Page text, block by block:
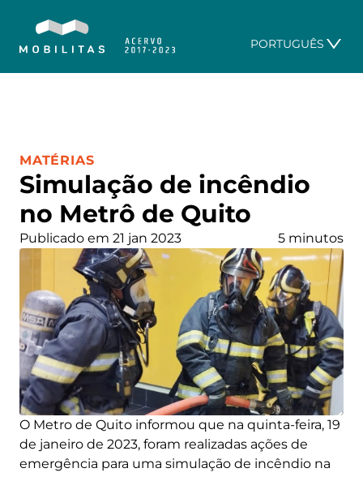
PORTUGUÊS
Simulação de incêndio
no Metrô de Quito
CATEGORIA:
MATÉRIAS
Publicado em 21 jan 2023 5 minutos
O Metro de Quito informou que na quinta-feira, 19
de janeiro de 2023, foram realizadas ações de
emergência para uma simulação de incêndio na